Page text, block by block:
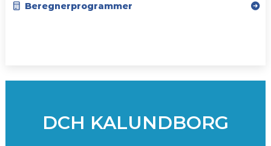
Beregnerprogrammer
INSTAGRAM
DCH KALUNDBORG